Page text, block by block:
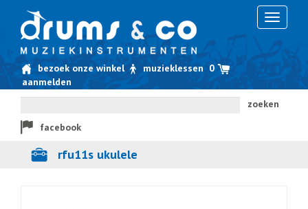
Toggle
bezoek onze winkel muzieklessen 0
aanmelden
zoeken
facebook
rfu11s ukulele